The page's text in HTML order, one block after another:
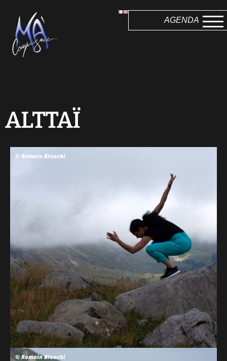
AGENDA
ALTTAÏ
© Romain Blanchi
© Romain Blanchi